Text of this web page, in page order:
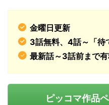
金曜日更新
3話無料、4話～「待
最新話～3話前まで有
ピッコマ作品